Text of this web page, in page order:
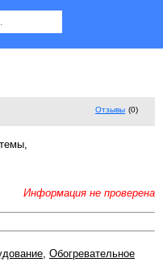
Отзывы (0)
Информация не проверена
, Обогревательное